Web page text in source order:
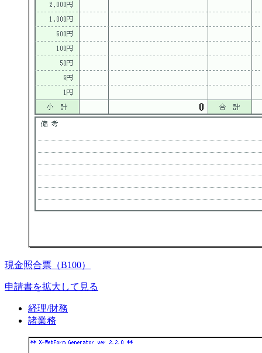
現金照合票（B100）
申請書を拡大して見る
経理/財務
諸業務